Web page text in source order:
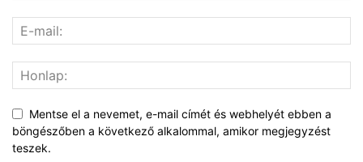
Mentse el a nevemet, e-mail címét és webhelyét ebben a
böngészőben a következő alkalommal, amikor megjegyzést
teszek.